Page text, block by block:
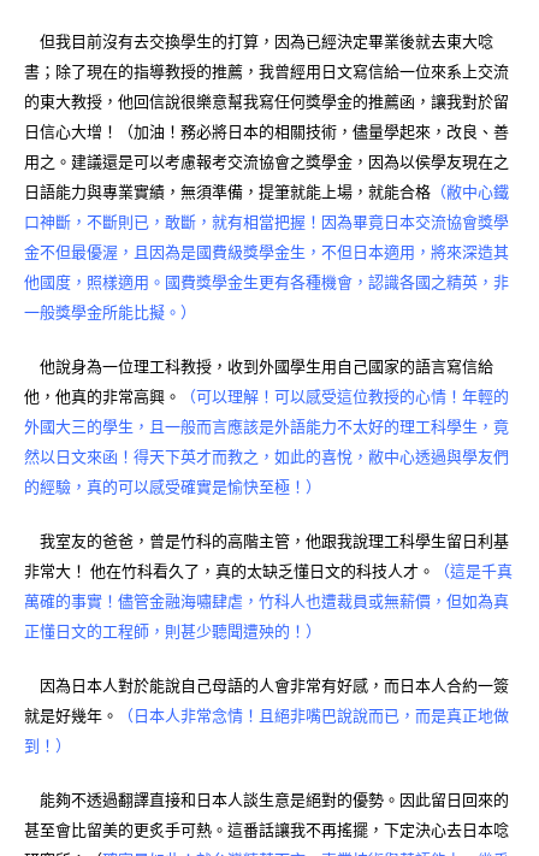
但我目前沒有去交換學生的打算，因為已經決定畢業後就去東大唸
書；除了現在的指導教授的推薦，我曾經用日文寫信給一位來系上交流
的東大教授，他回信說很樂意幫我寫任何獎學金的推薦函，讓我對於留
日信心大增！（加油！務必將日本的相關技術，儘量學起來，改良、善
用之。建議還是可以考慮報考交流協會之獎學金，因為以侯學友現在之
日語能力與專業實績，無須準備，提筆就能上場，就能合格 （敝中心鐵
口神斷，不斷則已，敢斷，就有相當把握！因為畢竟日本交流協會獎學
金不但最優渥，且因為是國費級獎學金生，不但日本適用，將來深造其
他國度，照樣適用。國費獎學金生更有各種機會，認識各國之精英，非
一般獎學金所能比擬。）
他說身為一位理工科教授，收到外國學生用自己國家的語言寫信給
他，他真的非常高興。
（可以理解！可以感受這位教授的心情！年輕的
外國大三的學生，且一般而言應該是外語能力不太好的理工科學生，竟
然以日文來函！得天下英才而教之，如此的喜悅，敝中心透過與學友們
的經驗，真的可以感受確實是愉快至極！）
我室友的爸爸，曾是竹科的高階主管，他跟我說理工科學生留日利基
非常大！ 他在竹科看久了，真的太缺乏懂日文的科技人才。
（這是千真
萬確的事實！儘管金融海嘯肆虐，竹科人也遭裁員或無薪價，但如為真
正懂日文的工程師，則甚少聽聞遭殃的！）
因為日本人對於能說自己母語的人會非常有好感，而日本人合約一簽
就是好幾年。
（日本人非常念情！且絕非嘴巴說說而已，而是真正地做
到！）
能夠不透過翻譯直接和日本人談生意是絕對的優勢。因此留日回來的
甚至會比留美的更炙手可熱。這番話讓我不再搖擺，下定決心去日本唸